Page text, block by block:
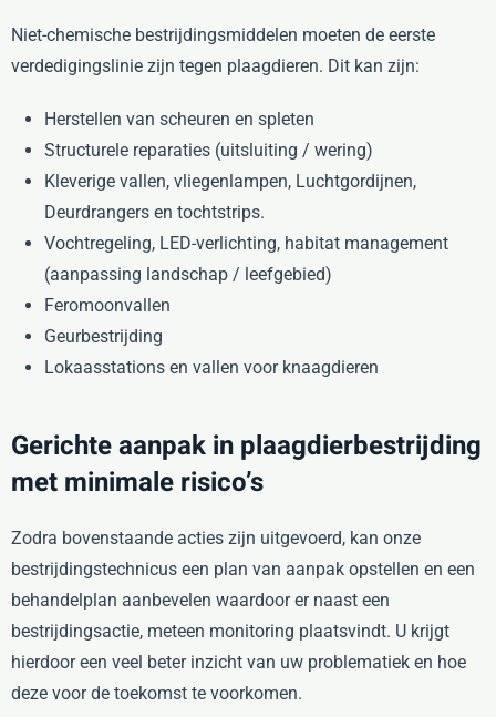
Niet-chemische bestrijdingsmiddelen moeten de eerste
verdedigingslinie zijn tegen plaagdieren. Dit kan zijn:
Herstellen van scheuren en spleten
Structurele reparaties (uitsluiting / wering)
Kleverige vallen, vliegenlampen, Luchtgordijnen,
Deurdrangers en tochtstrips.
Vochtregeling, LED-verlichting, habitat management
(aanpassing landschap / leefgebied)
Feromoonvallen
Geurbestrijding
Lokaasstations en vallen voor knaagdieren
Gerichte aanpak in plaagdierbestrijding
met minimale risico’s
Zodra bovenstaande acties zijn uitgevoerd, kan onze
bestrijdingstechnicus een plan van aanpak opstellen en een
behandelplan aanbevelen waardoor er naast een
bestrijdingsactie, meteen monitoring plaatsvindt. U krijgt
hierdoor een veel beter inzicht van uw problematiek en hoe
deze voor de toekomst te voorkomen.